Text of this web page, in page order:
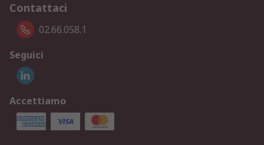
Contattaci
02.66.058.1
Seguici
Accettiamo